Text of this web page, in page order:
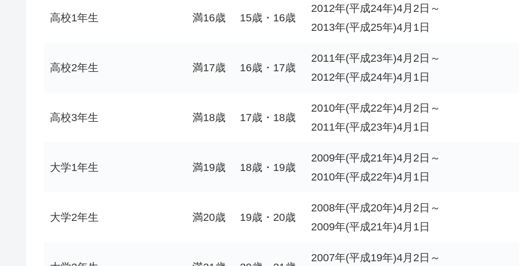
高校1年生 満16歳 15歳・16歳
2012年(平成24年)4月2日～
2013年(平成25年)4月1日
高校2年生 満17歳 16歳・17歳
2011年(平成23年)4月2日～
2012年(平成24年)4月1日
高校3年生 満18歳 17歳・18歳
2010年(平成22年)4月2日～
2011年(平成23年)4月1日
大学1年生 満19歳 18歳・19歳
2009年(平成21年)4月2日～
2010年(平成22年)4月1日
大学2年生 満20歳 19歳・20歳
2008年(平成20年)4月2日～
2009年(平成21年)4月1日
2007年(平成19年)4月2日～